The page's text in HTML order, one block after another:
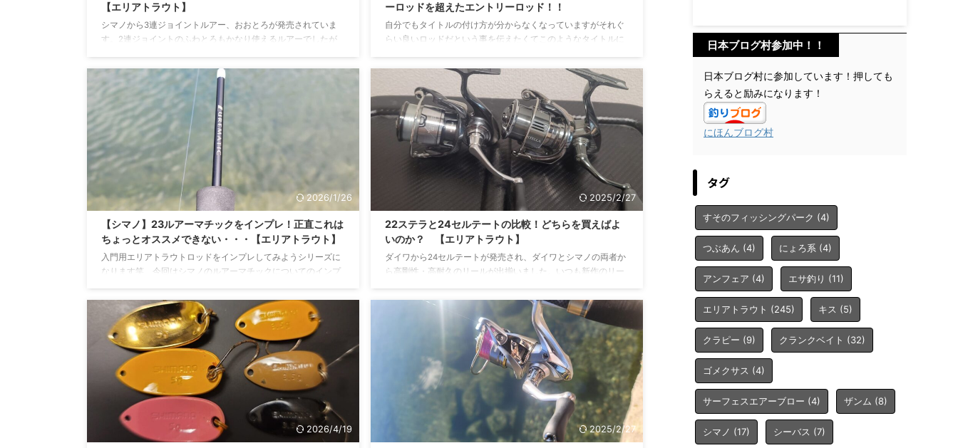
【エリアトラウト】
シマノから3連ジョイントルアー、おおとろが発売されていま
す。2連ジョイントのふわとろもかなり使えるルアーでしたが
になります。 おおとろとは おおとろはシマノから発売されてい
るエリアトラウト用のクランクベイトです。大きな特徴として
3連ジョイントボディを採用しており、誰でも簡単に釣れるア
クションを引き出せます！ ハイアピールの3連ジョイントが放
つ喰わせのイレギュラーアクション。 クランクの基本はゆっく
りと巻くこと。そのシンプルな釣り方の中にトラウト達を狂 ...
ーロッドを超えたエントリーロッド！！
自分でもタイトルの付け方が分からなくなっていますがそれぐ
らい良いロッドだという事を伝えたくてこのようなタイトルに
来ですね。純粋にエントリーロッドとして考えるとちょっとお
高めですがそれを凌駕するスペック！！ 最初からちょっとひい
き目な評価となっていますが早速インプレ記事にいきます！！
23トラウトワンとは？ 日本全国のエリアトラウトに。本格仕様
で新しくなったベーシックなロッド。 エリアトラウトロッドに
求められる基本性能を向上させたベーシックシリーズが ...
2026/1/26
【シマノ】23ルアーマチックをインプレ！正直これは
ちょっとオススメできない・・・【エリアトラウト】
入門用エリアトラウトロッドをインプレしてみようシリーズに
なります笑 今回はシマノのルアーマチックについてのインプ
りませんでした。個人的な意見ではありますが素直なインプレ
を書いていきたいと思います。 23ルアーマチックとは？ ルア
ーマチックはシマノのルアー用のエントリーロッドで比較的低
価格でシマノのロッドを使用することが可能です。 対象魚別の
モデルが発売されおり位置付け的には「メーカーのものを使用
してちょっと本格的にやってみようかな！」という方へ向けた
2025/2/27
22ステラと24セルテートの比較！どちらを買えばよ
いのか？ 【エリアトラウト】
ダイワから24セルテートが発売され、ダイワとシマノの両者か
ら高剛性・高耐久のリールが出揃いました。いつも新作のリー
題。今回はタイプが似ているステラとセルテートに絞って比較
していきたいと思います(本当はツインパワーと比較したかった
のですがC2000のハイギアが無かった) 22ステラについて ステ
ラは言わずとしれたシマノフラグシップリールですね。 22ステ
ラからは「インフィニティループ」を採用し密巻きが実装され
たことにより大きな話題となりました。 それで ...
2026/4/19 2025/2/27
日本ブログ村参加中！！
日本ブログ村に参加しています！押しても
らえると励みになります！
にほんブログ村
タグ
すそのフィッシングパーク (4)
つぶあん (4) にょろ系 (4)
アンフェア (4) エサ釣り (11)
エリアトラウト (245) キス (5)
クラピー (9) クランクベイト (32)
ゴメクサス (4)
サーフェスエアーブロー (4) ザンム (8)
シマノ (17) シーバス (7)